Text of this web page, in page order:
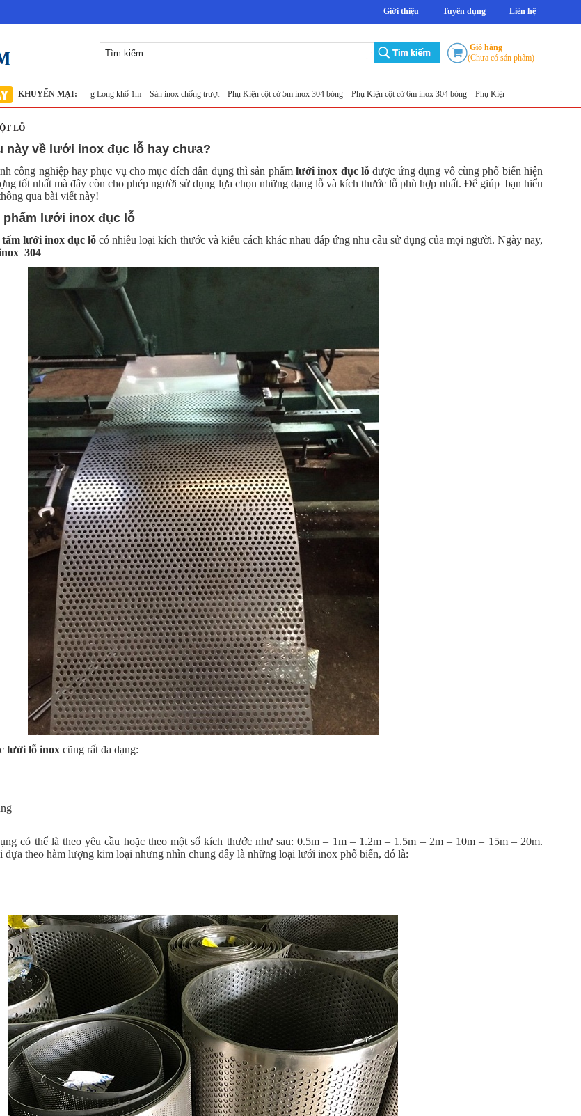
Giới thiệu Tuyển dụng Liên hệ
Giỏ hàng
(Chưa có sản phẩm)
KHUYẾN MẠI:
304 TLG Thăng Long khổ 1m Sàn inox chống trượt Phụ Kiện cột cờ 5m inox 304 bóng Phụ Kiện cột cờ 6m inox 304 bóng Phụ Kiện cột cờ 7m inox 304 bóng
LỖ
này về lưới inox đục lỗ hay chưa?
công nghiệp hay phục vụ cho mục đích dân dụng thì sản phẩm lưới inox đục lỗ được ứng dụng vô cùng phổ biến hiện
tốt nhất mà đây còn cho phép người sử dụng lựa chọn những dạng lỗ và kích thước lỗ phù hợp nhất. Để giúp bạn hiểu
qua bài viết này!
phẩm lưới inox đục lỗ
tấm lưới inox đục lỗ có nhiều loại kích thước và kiểu cách khác nhau đáp ứng nhu cầu sử dụng của mọi người. Ngày nay,
304
lưới lỗ inox cũng rất đa dạng:
có thể là theo yêu cầu hoặc theo một số kích thước như sau: 0.5m – 1m – 1.2m – 1.5m – 2m – 10m – 15m – 20m.
dựa theo hàm lượng kim loại nhưng nhìn chung đây là những loại lưới inox phổ biến, đó là: